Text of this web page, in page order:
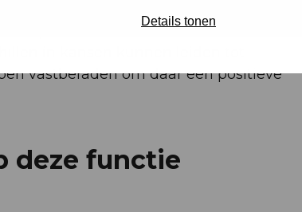
Details tonen
toegang heeft tot dezelfde
op de arbeidsmarkt. Het raakt me
in kansen kunnen leiden tot
vastberaden om daar een positieve
deze functie